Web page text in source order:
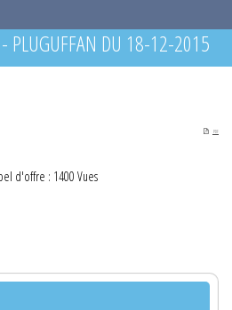
PLUGUFFAN DU 18-12-2015
PDF
d'offre : 1400 Vues